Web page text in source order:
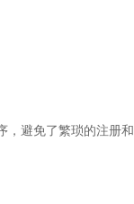
，避免了繁琐的注册和